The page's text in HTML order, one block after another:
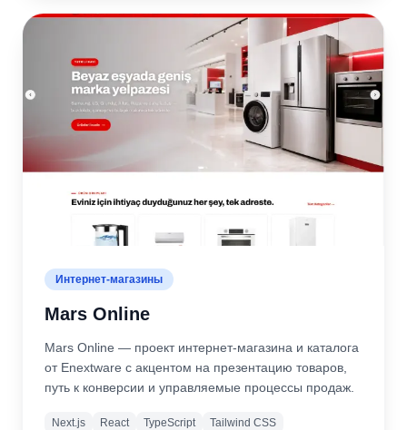
Интернет-магазины
Mars Online
Mars Online — проект интернет-магазина и каталога
от Enextware с акцентом на презентацию товаров,
путь к конверсии и управляемые процессы продаж.
Next.js React TypeScript Tailwind CSS